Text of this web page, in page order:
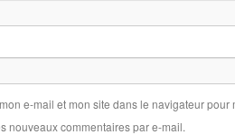
e-mail et mon site dans le navigateur
nouveaux commentaires par e-mail.